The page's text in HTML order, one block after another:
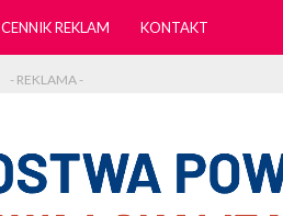
CENNIK REKLAM KONTAKT
- REKLAMA -